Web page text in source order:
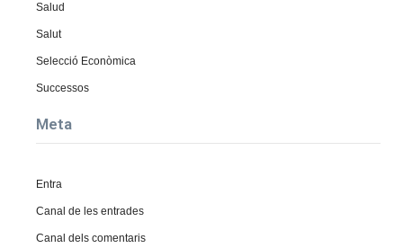
Salud
Salut
Selecció Econòmica
Successos
Meta
Entra
Canal de les entrades
Canal dels comentaris